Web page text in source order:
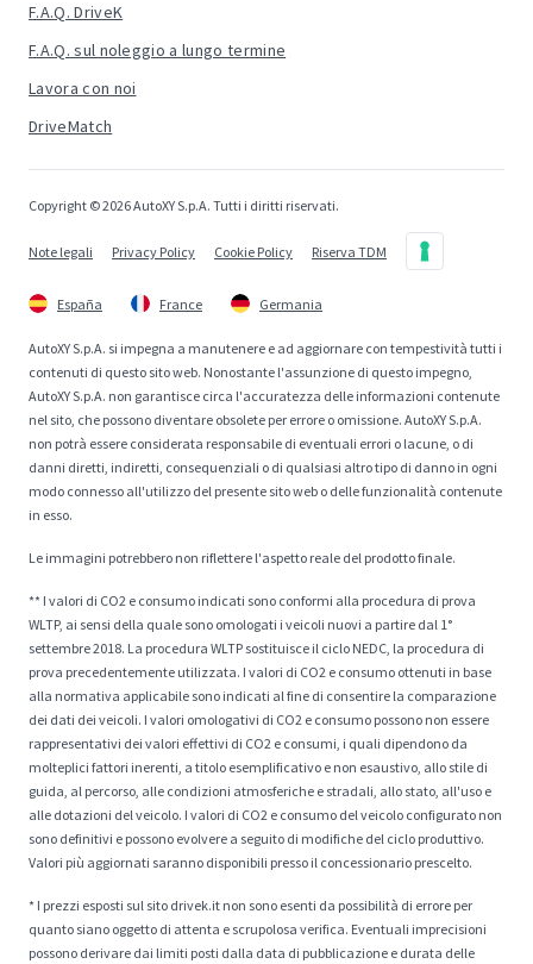
F.A.Q. DriveK
F.A.Q. sul noleggio a lungo termine
Lavora con noi
DriveMatch
Copyright © 2026 AutoXY S.p.A. Tutti i diritti riservati.
Note legali Privacy Policy Cookie Policy Riserva TDM
España France Germania
AutoXY S.p.A. si impegna a manutenere e ad aggiornare con tempestività tutti i
contenuti di questo sito web. Nonostante l'assunzione di questo impegno,
AutoXY S.p.A. non garantisce circa l'accuratezza delle informazioni contenute
nel sito, che possono diventare obsolete per errore o omissione. AutoXY S.p.A.
non potrà essere considerata responsabile di eventuali errori o lacune, o di
danni diretti, indiretti, consequenziali o di qualsiasi altro tipo di danno in ogni
modo connesso all'utilizzo del presente sito web o delle funzionalità contenute
in esso.
Le immagini potrebbero non riflettere l'aspetto reale del prodotto finale.
** I valori di CO2 e consumo indicati sono conformi alla procedura di prova
WLTP, ai sensi della quale sono omologati i veicoli nuovi a partire dal 1°
settembre 2018. La procedura WLTP sostituisce il ciclo NEDC, la procedura di
prova precedentemente utilizzata. I valori di CO2 e consumo ottenuti in base
alla normativa applicabile sono indicati al fine di consentire la comparazione
dei dati dei veicoli. I valori omologativi di CO2 e consumo possono non essere
rappresentativi dei valori effettivi di CO2 e consumi, i quali dipendono da
molteplici fattori inerenti, a titolo esemplificativo e non esaustivo, allo stile di
guida, al percorso, alle condizioni atmosferiche e stradali, allo stato, all'uso e
alle dotazioni del veicolo. I valori di CO2 e consumo del veicolo configurato non
sono definitivi e possono evolvere a seguito di modifiche del ciclo produttivo.
Valori più aggiornati saranno disponibili presso il concessionario prescelto.
* I prezzi esposti sul sito drivek.it non sono esenti da possibilità di errore per
quanto siano oggetto di attenta e scrupolosa verifica. Eventuali imprecisioni
possono derivare dai limiti posti dalla data di pubblicazione e durata delle